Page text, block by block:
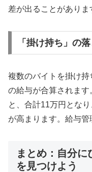
差が出ることがありま
「掛け持ち」の
複数のバイトを掛け
の給与が合算されま
と、合計11万円とな
が高まります。給与管
まとめ：自分に
を見つけよう